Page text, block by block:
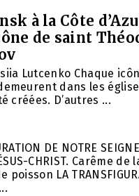
à la Côte
de saint
Lutcenko Chaque
dans les
créées. D’autres ...
DE NOTRE
CHRIST. Carême
poisson LA